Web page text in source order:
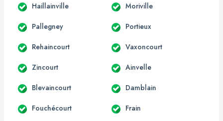
Haillainville Moriville
Pallegney Portieux
Rehaincourt Vaxoncourt
Zincourt Ainvelle
Blevaincourt Damblain
Fouchécourt Frain